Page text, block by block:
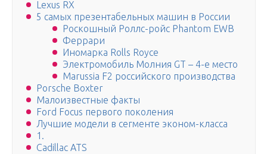
Lexus RX
5 самых презентабельных машин в России
Роскошный Роллс-ройс Phantom EWB
Феррари
Иномарка Rolls Royce
Электромобиль Молния GT – 4-е место
Marussia F2 российского производства
Porsche Boxter
Малоизвестные факты
Ford Focus первого поколения
Лучшие модели в сегменте эконом-класса
1.
Cadillac ATS